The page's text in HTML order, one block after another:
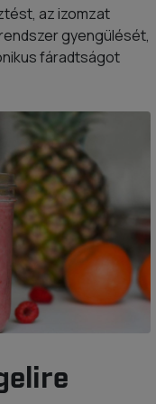
az izomzat
gyengülését,
fáradtságot